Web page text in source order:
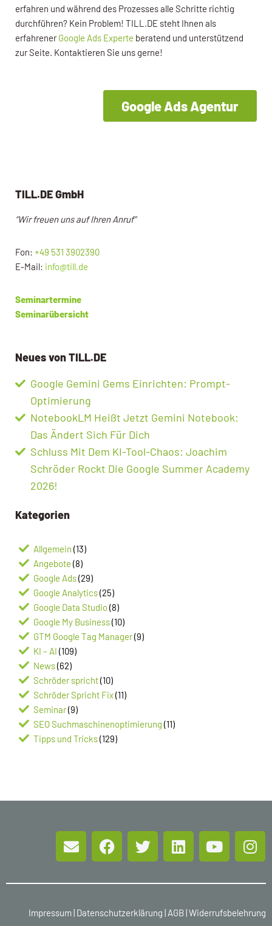
erfahren und während des Prozesses alle Schritte richtig
durchführen? Kein Problem! TILL.DE steht Ihnen als
erfahrenerGoogle Ads Experte beratend und unterstützend
zur Seite. Kontaktieren Sie uns gerne!
Google Ads Agentur
TILL.DE GmbH
“Wir freuen uns auf Ihren Anruf”
Fon: +49 531 3902390
E-Mail: info@till.de
Seminartermine
Seminarübersicht
Neues von TILL.DE
Google Gemini Gems Einrichten: Prompt-
Optimierung
NotebookLM Heißt Jetzt Gemini Notebook:
Das Ändert Sich Für Dich
Schluss Mit Dem KI-Tool-Chaos: Joachim
Schröder Rockt Die Google Summer Academy
2026!
Kategorien
Allgemein (13)
Angebote (8)
Google Ads(29)
Google Analytics(25)
Google Data Studio(8)
Google My Business(10)
GTM Google Tag Manager(9)
KI – AI (109)
News(62)
Schröder spricht(10)
Schröder Spricht Fix(11)
Seminar(9)
SEO Suchmaschinenoptimierung (11)
Tipps und Tricks(129)
Impressum| Datenschutzerklärung | AGB|Widerrufsbelehrung